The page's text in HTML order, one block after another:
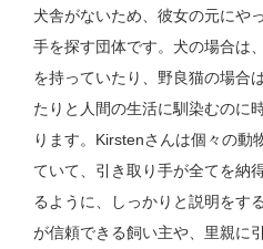
犬舎がないため、彼女の元にや
手を探す団体です。犬の場合は
を持っていたり、野良猫の場合
たりと人間の生活に馴染むのに
ります。Kirstenさんは個々の動
ていて、引き取り手が全てを納
るように、しっかりと説明をす
が信頼できる飼い主や、里親に